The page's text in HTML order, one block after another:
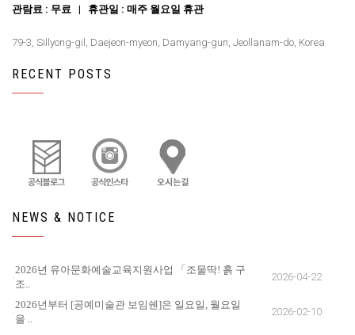
관람료 : 무료 | 휴관일 : 매주 월요일 휴관
79-3, Sillyong-gil, Daejeon-myeon, Damyang-gun, Jeollanam-do, Korea
RECENT POSTS
NEWS & NOTICE
2026년 유아문화예술교육지원사업 「조물딱! 흙 구
조..
2026-04-22
2026년부터 [공예미술관 보임쉔]은 일요일, 월요일
을 ..
2026-02-10